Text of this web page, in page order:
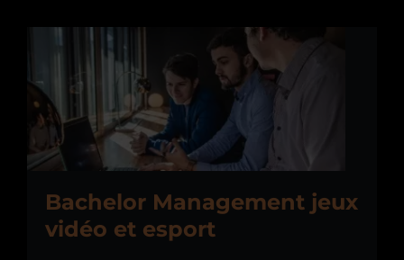
Bachelor Management jeux
vidéo et esport